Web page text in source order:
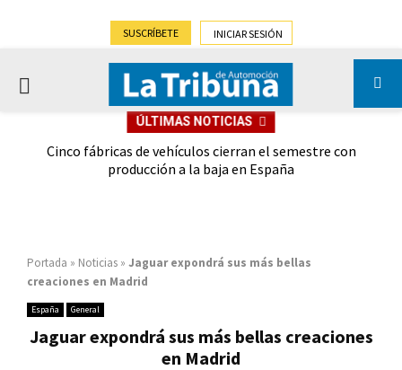
SUSCRÍBETE INICIAR SESIÓN
PRIMARY
ÚLTIMAS NOTICIAS
Cinco fábricas de vehículos cierran el semestre con
producción a la baja en España
Portada » Noticias » Jaguar expondrá sus más bellas
creaciones en Madrid
España General
Jaguar expondrá sus más bellas creaciones
en Madrid